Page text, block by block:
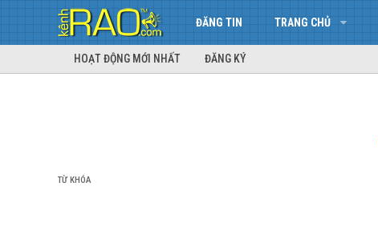
ĐĂNG TIN TRANG CHỦ
HOẠT ĐỘNG MỚI NHẤT ĐĂNG KÝ
TỪ KHÓA